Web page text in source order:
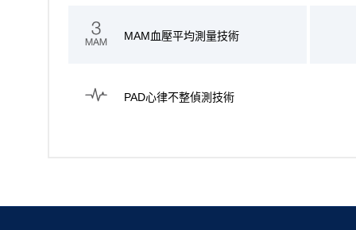
MAM血壓平均測量技術
PAD心律不整偵測技術